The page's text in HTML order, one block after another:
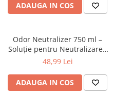
ADAUGA IN COS
Odor Neutralizer 750 ml –
Soluție pentru Neutralizarea
Mirosurilor Neplăcute din
48,99 Lei
ADAUGA IN COS